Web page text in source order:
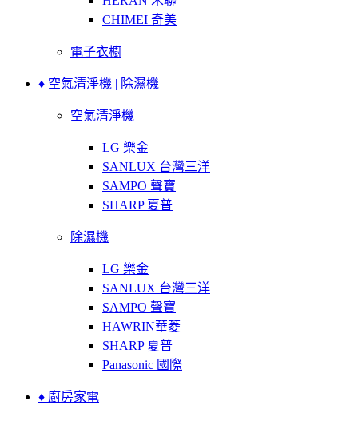
CHIMEI 奇美
電子衣櫥
♦ 空氣清淨機 | 除濕機
空氣清淨機
LG 樂金
SANLUX 台灣三洋
SAMPO 聲寶
SHARP 夏普
除濕機
LG 樂金
SANLUX 台灣三洋
SAMPO 聲寶
HAWRIN華菱
SHARP 夏普
Panasonic 國際
♦ 廚房家電